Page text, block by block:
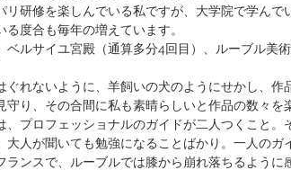
リ研修を楽しんでいる私ですが、大学院で学んで
度合も毎年の増えています。
ルサイユ宮殿（通算多分4回目）、ルーブル美
ぐれないように、羊飼いの犬のようにせかし、作
り、その合間に私も素晴らしいと作品の数々を
、プロフェッショナルのガイドが二人つくこと。
大人が聞いても勉強になることばかり。一人のガ
ランスで、ルーブルでは膝から崩れ落ちるように